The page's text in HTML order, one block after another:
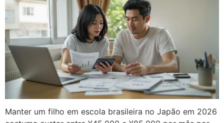
Manter um filho em escola brasileira no Japão em 2026